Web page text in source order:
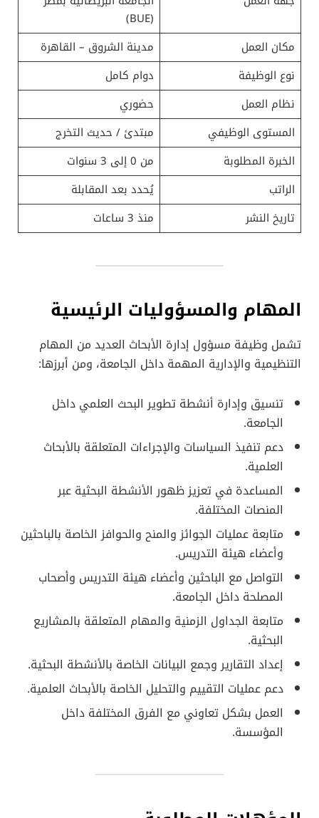
(BUE)
مكان العمل
مدينة الشروق – القاهرة
نوع الوظيفة
دوام كامل
نظام العمل
حضوري
المستوى الوظيفي
مبتدئ / حديث التخرج
الخبرة المطلوبة
من 0 إلى 3 سنوات
الراتب
يُحدد بعد المقابلة
تاريخ النشر
منذ 3 ساعات
المهام والمسؤوليات الرئيسية
تشمل وظيفة مسؤول إدارة الأبحاث العديد من المهام
التنظيمية والإدارية المهمة داخل الجامعة، ومن أبرزها:
تنسيق وإدارة أنشطة تطوير البحث العلمي داخل
الجامعة.
دعم تنفيذ السياسات والإجراءات المتعلقة بالأبحاث
العلمية.
المساعدة في تعزيز ظهور الأنشطة البحثية عبر
المنصات المختلفة.
متابعة عمليات الجوائز والمنح والحوافز الخاصة بالباحثين
وأعضاء هيئة التدريس.
التواصل مع الباحثين وأعضاء هيئة التدريس وأصحاب
المصلحة داخل الجامعة.
متابعة الجداول الزمنية والمهام المتعلقة بالمشاريع
البحثية.
إعداد التقارير وجمع البيانات الخاصة بالأنشطة البحثية.
دعم عمليات التقييم والتحليل الخاصة بالأبحاث العلمية.
العمل بشكل تعاوني مع الفرق المختلفة داخل
المؤسسة.